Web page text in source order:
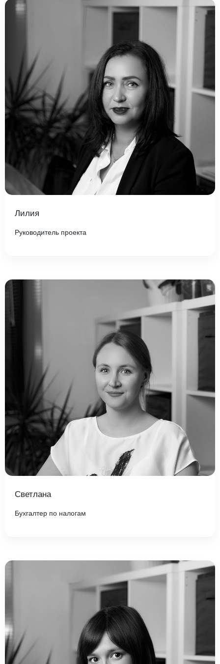
Лилия
Руководитель проекта
Светлана
Бухгалтер по налогам